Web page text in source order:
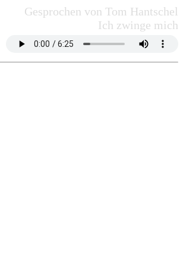
Gesprochen von Tom Hantschel
Ich zwinge mich